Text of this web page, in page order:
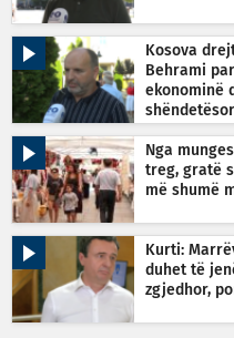
Kosova
Behrami
ekonominë
shëndetësor
Nga
treg, gratë
më shumë
Kurti:
duhet të
zgjedhor,